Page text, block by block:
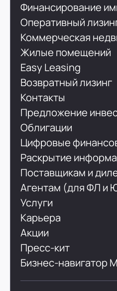
Финансирование
Оперативный
Коммерческая
Жилые помещений
Easy Leasing
Возвратный лизинг
Контакты
Предложение
Облигации
Цифровые
Раскрытие
Поставщикам и
Агентам (для ФЛ и
Услуги
Карьера
Акции
Пресс-кит
Бизнес-навигатор